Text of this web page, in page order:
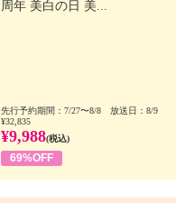
周年 美白の日 美...
先行予約期間：7/27〜8/8 放送日：8/9
¥32,835
¥9,988(税込)
69%OFF